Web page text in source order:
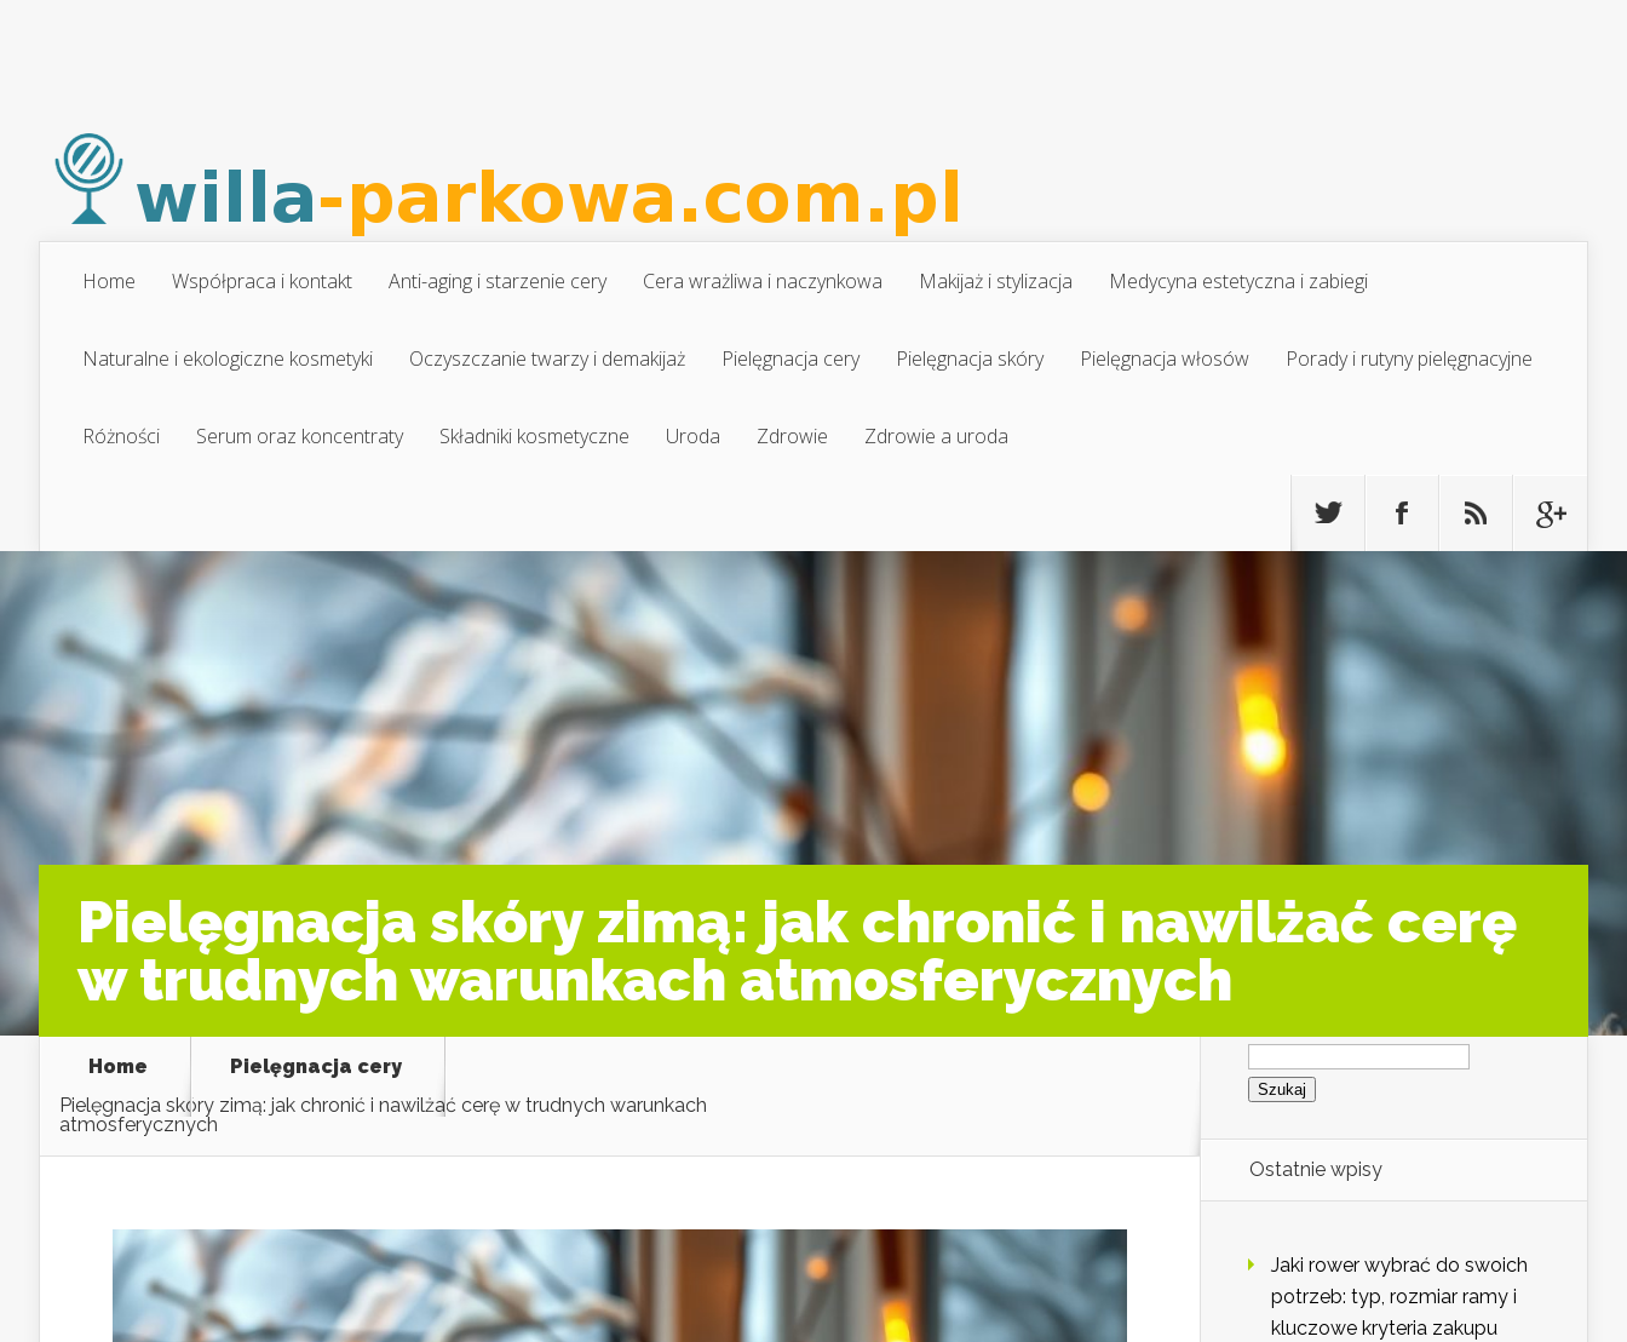
Home Współpraca i kontakt Anti-aging i starzenie cery Cera wrażliwa i naczynkowa Makijaż i stylizacja Medycyna estetyczna i zabiegi
Naturalne i ekologiczne kosmetyki Oczyszczanie twarzy i demakijaż Pielęgnacja cery Pielęgnacja skóry Pielęgnacja włosów Porady i rutyny pielęgnacyjne
Różności Serum oraz koncentraty Składniki kosmetyczne Uroda Zdrowie Zdrowie a uroda
Pielęgnacja skóry zimą: jak chronić i nawilżać cerę
w trudnych warunkach atmosferycznych
Home
Pielęgnacja cery
Pielęgnacja skóry zimą: jak chronić i nawilżać cerę w trudnych warunkach
atmosferycznych
Szukaj:
Ostatnie wpisy
Jaki rower wybrać do swoich
potrzeb: typ, rozmiar ramy i
kluczowe kryteria zakupu